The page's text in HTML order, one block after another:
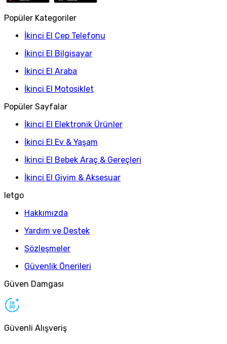
Popüler Kategoriler
İkinci El Cep Telefonu
İkinci El Bilgisayar
İkinci El Araba
İkinci El Motosiklet
Popüler Sayfalar
İkinci El Elektronik Ürünler
İkinci El Ev & Yaşam
İkinci El Bebek Araç & Gereçleri
İkinci El Giyim & Aksesuar
letgo
Hakkımızda
Yardım ve Destek
Sözleşmeler
Güvenlik Önerileri
Güven Damgası
Güvenli Alışveriş